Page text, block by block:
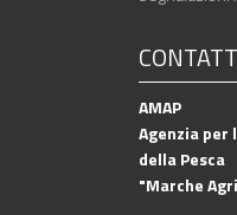
AMAP
Agenzia
della Pesca
"Marche